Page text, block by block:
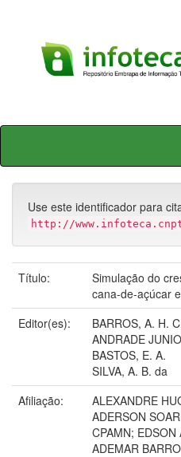
Skip
Use este identificador para
http://
Título:
Simulação do
cana-de-açúcar
Editor(es):
BARROS, A. H.
ANDRADE
BASTOS, E. A.
SILVA, A. B. da
Afiliação:
ALEXANDRE
ADERSON
CPAMN; EDSON
ADEMAR